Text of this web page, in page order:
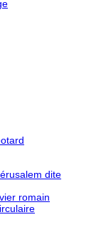
dite
romain